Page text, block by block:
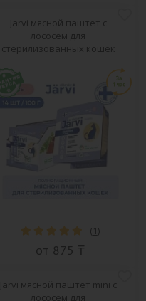
Jarvi мясной паштет с
лососем для
стерилизованных кошек
( 1)
от 875 ₸
Jarvi мясной паштет mini с
лососем для